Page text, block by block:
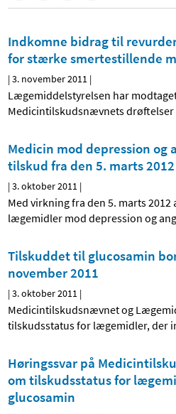
Indkomne bidrag til
for stærke smertestillende
|3. november 2011 |
Lægemiddelstyrelsen har
Medicintilskudsnævnets
Medicin mod depression
tilskud fra den 5. marts 2012
|3. oktober 2011 |
Med virkning fra den 5. marts
lægemidler mod depression og
Tilskuddet til glucosamin
november 2011
|3. oktober 2011 |
Medicintilskudsnævnet og
tilskudsstatus for lægemidler, der
Høringssvar på
om tilskudsstatus for
glucosamin